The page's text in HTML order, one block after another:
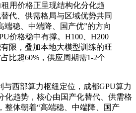
用价格正呈现结构化分化趋
代、供需格局与区域优势共同
端稳、中端降、国产优”的方向
价格稳中有撑。H100、H200
限，叠加本地大模型训练的旺
比超60%，供应周期需1-2个
与西部算力枢纽定位，成都GPU算力
化趋势，核心由国产化替代、供需格
整体朝着“高端稳、中端降、国产